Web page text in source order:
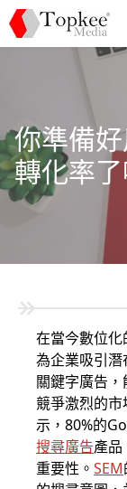
你準備
轉化率了
在當今數位化
為企業吸引潛
關鍵字廣告
競爭激烈的
示，80%的
搜尋廣告產品
重要性。 SEM